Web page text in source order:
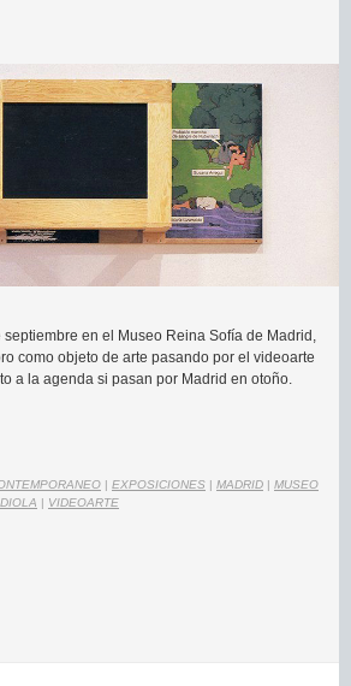
en el Museo Reina Sofía de Madrid,
como objeto de arte pasando por el videoarte
a la agenda si pasan por Madrid en otoño.
| EXPOSICIONES | MADRID | MUSEO
| VIDEOARTE